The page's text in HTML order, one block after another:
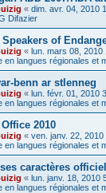
« dim. avr. 04, 2010
Difazier
of
« lun. mars 08, 2010
en langues régionales et
benn ar stlenneg
« lun. févr. 01, 2010
en langues régionales et
2010
« ven. janv. 22, 2010
en langues régionales et
caractères
« lun. janv. 18, 2010
en langues régionales et